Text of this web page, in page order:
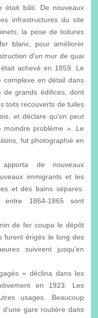
était bâti. De nouveaux
infrastructures du site
la pose de toitures
blanc, pour améliorer
d'un mur de quai
achevé en 1859. Le
complexe en détail dans
grands édifices, dont
toits recouverts de tuiles
et déclare qu'on peut
moindre problème ». Le
fut photographié en
de nouveaux
immigrants et les
et des bains séparés.
entre 1864-1865 sont
de fer coupa le dépôt
furent érigés le long des
suivirent jusqu'en
» déclina dans les
en 1923. Les
usages. Beaucoup
d'une gare routière dans